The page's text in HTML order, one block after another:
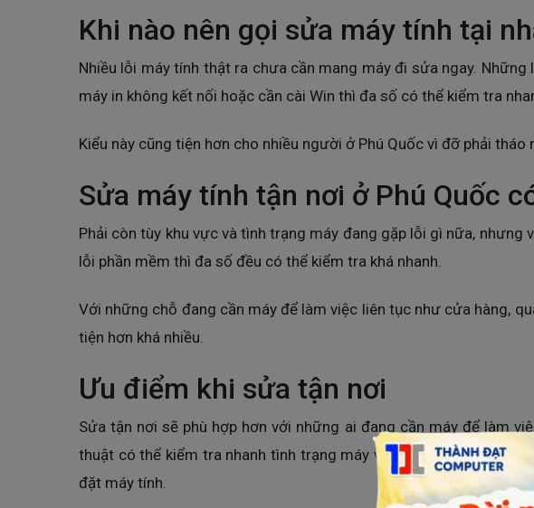
Khi nào nên gọi sửa máy tính tại
Nhiều lỗi máy tính thật ra chưa cần mang máy đi sửa ngay.
máy in không kết nối hoặc cần cài Win thì đa số có thể kiểm tra
Kiểu này cũng tiện hơn cho nhiều người ở Phú Quốc vì đỡ phải tháo
Sửa máy tính tận nơi ở Phú Quốc
Phải còn tùy khu vực và tình trạng máy đang gặp lỗi gì nữa, nhưng
lỗi phần mềm thì đa số đều có thể kiểm tra khá nhanh.
Với những chỗ đang cần máy để làm việc liên tục như cửa hàng,
tiện hơn khá nhiều.
Ưu điểm khi sửa tận nơi
Sửa tận nơi sẽ phù hợp hơn với những ai đang cần máy để làm
thuật có thể kiểm tra nhanh tình trạng máy và hỗ trợ trước những
đặt máy tính.